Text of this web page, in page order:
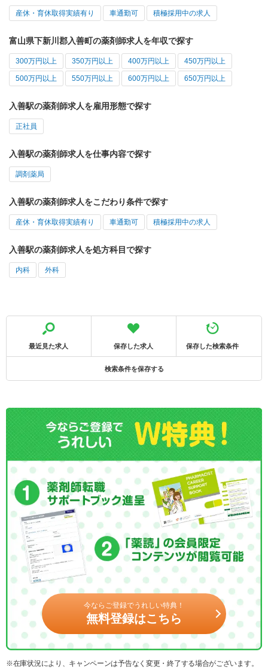
産休・育休取得実績有り 車通勤可 積極採用中の求人
富山県下新川郡入善町の薬剤師求人を年収で探す
300万円以上 350万円以上 400万円以上 450万円以上
500万円以上 550万円以上 600万円以上 650万円以上
入善駅の薬剤師求人を雇用形態で探す
正社員
入善駅の薬剤師求人を仕事内容で探す
調剤薬局
入善駅の薬剤師求人をこだわり条件で探す
産休・育休取得実績有り 車通勤可 積極採用中の求人
入善駅の薬剤師求人を処方科目で探す
内科 外科
最近見た求人 保存した求人 保存した検索条件
検索条件を保存する
今ならご登録でうれしい特典！
無料登録はこちら
※在庫状況により、キャンペーンは予告なく変更・終了する場合がございます。